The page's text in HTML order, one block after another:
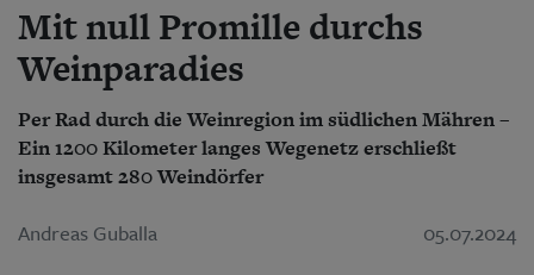
Wirtschaft
Panorama
Gesellschaft
Leben
Geschichte
Ostpreußen
Pommern
Mit null Promille durchs
Weinparadies
Per Rad durch die Weinregion im südlichen Mähren –
Ein 1200 Kilometer langes Wegenetz erschließt
insgesamt 280 Weindörfer
Andreas Guballa 05.07.2024